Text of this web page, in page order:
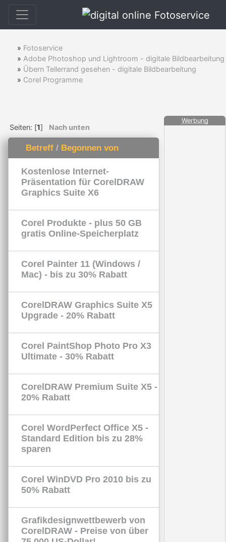
» Fotoservice
» Adobe Photoshop und Lightroom - digitale Bildbearbeitung
» Übern Tellerrand gesehen - digitale Bildbearbeitung
» Corel Programme
Seiten: [1] Nach unten
Betreff/ Begonnen von
Kostenlose Internet-
Präsentation für CorelDRAW
Graphics Suite X6
Corel Produkte - plus 50 GB
gratis Online-Speicherplatz
Corel Painter 11 (Windows /
Mac) - bis zu 30% Rabatt
CorelDRAW Graphics Suite X5
Upgrade - 20% Rabatt
Corel PaintShop Photo Pro X3
Ultimate - 30% Rabatt
CorelDRAW Premium Suite X5 -
20% Rabatt
Corel WordPerfect Office X5 -
Standard Edition bis zu 28%
sparen
Corel WinDVD Pro 2010 bis zu
50% Rabatt
Grafikdesignwettbewerb von
CorelDRAW - Preise von über
Werbung